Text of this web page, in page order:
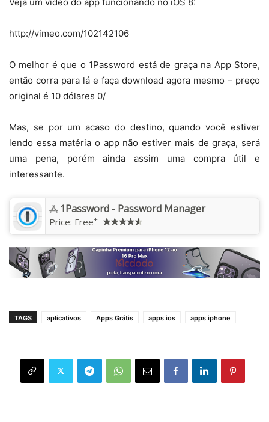
http://vimeo.com/102142106
O melhor é que o 1Password está de graça na App Store,
então corra para lá e faça download agora mesmo – preço
original é 10 dólares 0/
Mas, se por um acaso do destino, quando você estiver
lendo essa matéria o app não estiver mais de graça, será
uma pena, porém ainda assim uma compra útil e
interessante.
1Password - Password Manager
Price: Free+
TAGS aplicativos Apps Grátis apps ios apps iphone